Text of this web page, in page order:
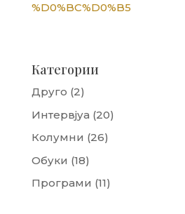
%D0%BC%D0%B5
Категории
Друго (2)
Интервјуа (20)
Колумни (26)
Обуки (18)
Програми (11)